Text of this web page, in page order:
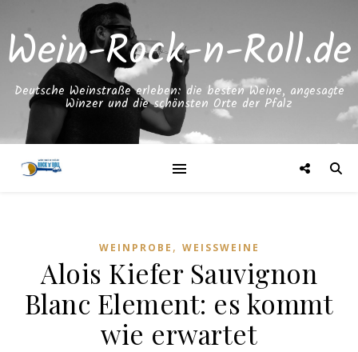
Wein-Rock-n-Roll.de
Deutsche Weinstraße erleben: die besten Weine, angesagte
Winzer und die schönsten Orte der Pfalz
WEINPROBE , WEISSWEINE
Alois Kiefer Sauvignon
Blanc Element: es kommt
wie erwartet